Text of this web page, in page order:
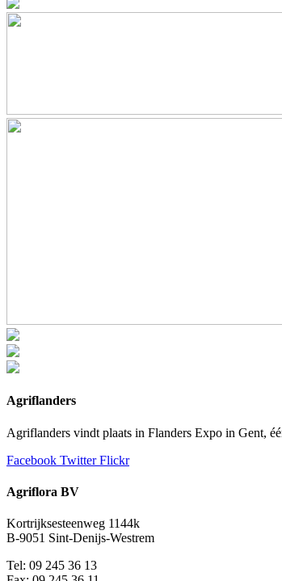
Agriflanders
Agriflanders vindt plaats in Flanders Expo in Gent,
Facebook Twitter Flickr
Agriflora BV
Kortrijksesteenweg 1144k
B-9051 Sint-Denijs-Westrem
Tel: 09 245 36 13